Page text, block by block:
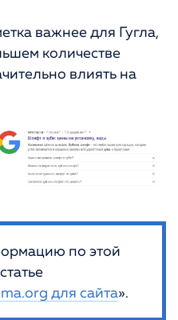
важнее для Гугла,
количестве
влиять на
по этой
для сайта».